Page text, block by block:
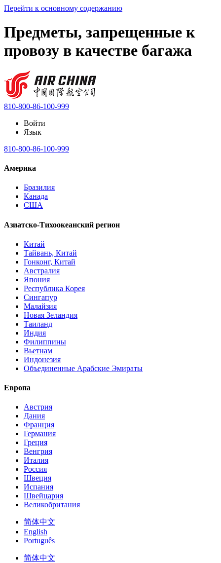
Перейти к основному содержанию
Предметы, запрещенные к
провозу в качестве багажа
810-800-86-100-999
Войти
Язык
810-800-86-100-999
Америка
Бразилия
Канада
США
Азиатско-Тихоокеанский регион
Китай
Тайвань, Китай
Гонконг, Китай
Австралия
Япония
Республика Корея
Сингапур
Малайзия
Новая Зеландия
Таиланд
Индия
Филиппины
Вьетнам
Индонезия
Объединенные Арабские Эмираты
Европа
Австрия
Дания
Франция
Германия
Греция
Венгрия
Италия
Россия
Швеция
Испания
Швейцария
Великобритания
简体中文
English
Português
简体中文